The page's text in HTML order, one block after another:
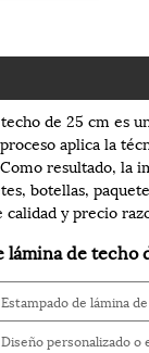
de 25 cm es
aplica la
resultado, la
botellas,
y precio
de techo
Estampado de lámina
Diseño personalizado